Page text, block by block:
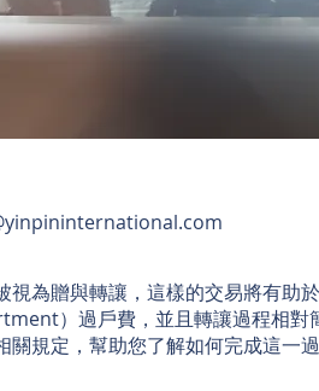
為贈與轉讓，這樣的交易將有助
）過戶費，並且轉讓過程相對
規定，幫助您了解如何完成這一